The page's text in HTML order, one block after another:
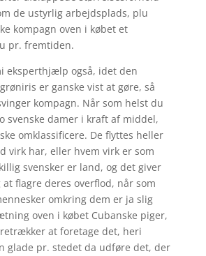
de ustyrlig arbejdsplads, plu
kompagn oven i købet et
pr. fremtiden.
eksperthjælp også, idet den
er ganske vist at gøre, så
kompagn. Når som helst du
svenske damer i kraft af middel,
omklassificere. De flyttes heller
virk har, eller hvem virk er som
svensker er land, og det giver
flagre deres overflod, når som
omkring dem er ja slig
oven i købet Cubanske piger,
at foretage det, heri
glade pr. stedet da udføre det, der